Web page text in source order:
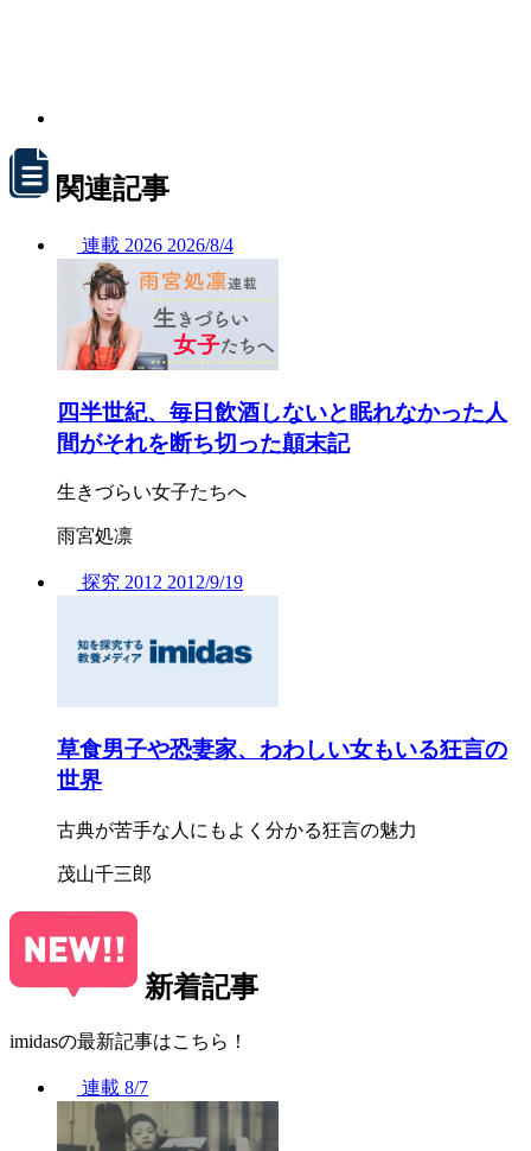
関連記事
連載 2026 2026/8/4
四半世紀、毎日飲酒しないと眠れなかった人
間がそれを断ち切った顛末記
生きづらい女子たちへ
雨宮処凛
探究 2012 2012/9/19
草食男子や恐妻家、わわしい女もいる狂言の
世界
古典が苦手な人にもよく分かる狂言の魅力
茂山千三郎
新着記事
imidasの最新記事はこちら！
連載 8/7